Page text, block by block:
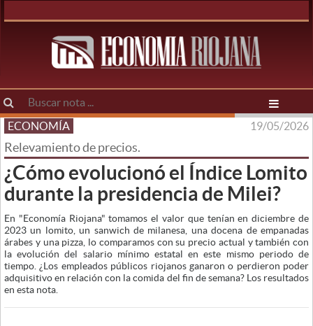
ECONOMÍA 19/05/2026
Relevamiento de precios.
¿Cómo evolucionó el Índice Lomito
durante la presidencia de Milei?
En "Economía Riojana" tomamos el valor que tenían en diciembre de
2023 un lomito, un sanwich de milanesa, una docena de empanadas
árabes y una pizza, lo comparamos con su precio actual y también con
la evolución del salario mínimo estatal en este mismo periodo de
tiempo. ¿Los empleados públicos riojanos ganaron o perdieron poder
adquisitivo en relación con la comida del fin de semana? Los resultados
en esta nota.